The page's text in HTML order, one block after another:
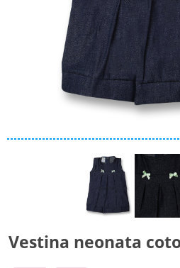
Vestina neonata
Caldo cotone
Collezione
Autunno/Inverno
Solo articoli in offerta
Cerca